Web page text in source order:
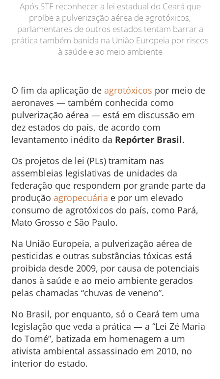
Após STF reconhecer a lei estadual do Ceará que
proíbe a pulverização aérea de agrotóxicos,
parlamentares de outros estados tentam barrar a
prática também banida na União Europeia por riscos
à saúde e ao meio ambiente
O fim da aplicação de agrotóxicos por meio de
aeronaves — também conhecida como
pulverização aérea — está em discussão em
dez estados do país, de acordo com
levantamento inédito da Repórter Brasil.
Os projetos de lei (PLs) tramitam nas
assembleias legislativas de unidades da
federação que respondem por grande parte da
produção agropecuária e por um elevado
consumo de agrotóxicos do país, como Pará,
Mato Grosso e São Paulo.
Na União Europeia, a pulverização aérea de
pesticidas e outras substâncias tóxicas está
proibida desde 2009, por causa de potenciais
danos à saúde e ao meio ambiente gerados
pelas chamadas “chuvas de veneno”.
No Brasil, por enquanto, só o Ceará tem uma
legislação que veda a prática — a “Lei Zé Maria
do Tomé”, batizada em homenagem a um
ativista ambiental assassinado em 2010, no
interior do estado.